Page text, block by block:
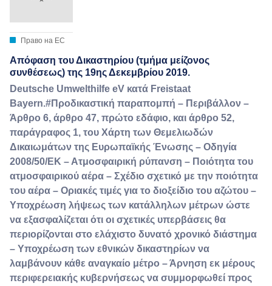
Право на ЕС
Απόφαση του Δικαστηρίου (τμήμα μείζονος
συνθέσεως) της 19ης Δεκεμβρίου 2019.
Deutsche Umwelthilfe eV κατά Freistaat
Bayern.#Προδικαστική παραπομπή – Περιβάλλον –
Άρθρο 6, άρθρο 47, πρώτο εδάφιο, και άρθρο 52,
παράγραφος 1, του Χάρτη των Θεμελιωδών
Δικαιωμάτων της Ευρωπαϊκής Ένωσης – Οδηγία
2008/50/ΕΚ – Ατμοσφαιρική ρύπανση – Ποιότητα του
ατμοσφαιρικού αέρα – Σχέδιο σχετικό με την ποιότητα
του αέρα – Οριακές τιμές για το διοξείδιο του αζώτου –
Υποχρέωση λήψεως των κατάλληλων μέτρων ώστε
να εξασφαλίζεται ότι οι σχετικές υπερβάσεις θα
περιορίζονται στο ελάχιστο δυνατό χρονικό διάστημα
– Υποχρέωση των εθνικών δικαστηρίων να
λαμβάνουν κάθε αναγκαίο μέτρο – Άρνηση εκ μέρους
περιφερειακής κυβερνήσεως να συμμορφωθεί προς